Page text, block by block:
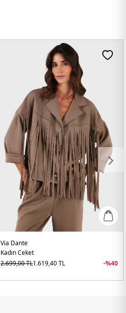
Via Dante
Kadın Ceket
2.699,00TL1.619,40TL -%40